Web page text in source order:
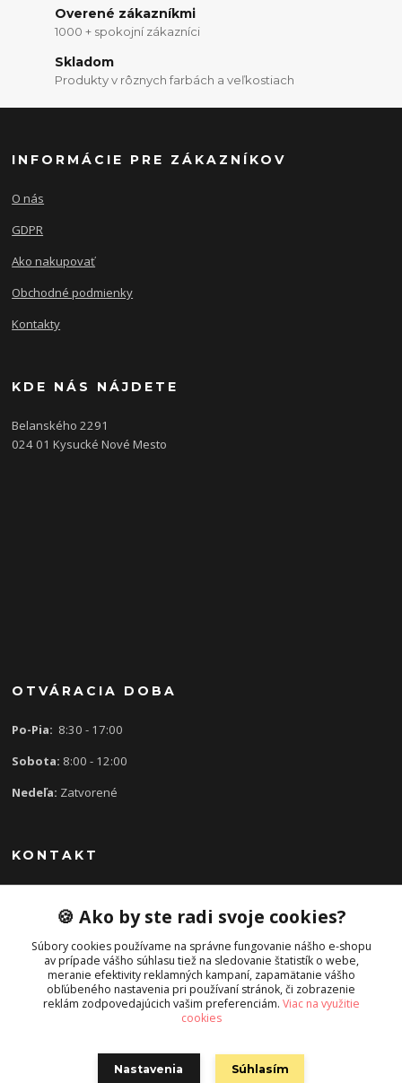
Overené zákazníkmi
1000 + spokojní zákazníci
Skladom
Produkty v rôznych farbách a veľkostiach
INFORMÁCIE PRE ZÁKAZNÍKOV
O nás
GDPR
Ako nakupovať
Obchodné podmienky
Kontakty
KDE NÁS NÁJDETE
Belanského 2291
024 01 Kysucké Nové Mesto
OTVÁRACIA DOBA
Po-Pia: 8:30 - 17:00
Sobota: 8:00 - 12:00
Nedeľa: Zatvorené
KONTAKT
0907 613 939
slavka.mecarova@gmail.com
🍪 Ako by ste radi svoje cookies?
Súbory cookies používame na správne fungovanie nášho e-shopu
av prípade vášho súhlasu tiež na sledovanie štatistík o webe,
meranie efektivity reklamných kampaní, zapamätanie vášho
obľúbeného nastavenia pri používaní stránok, či zobrazenie
reklám zodpovedajúcich vašim preferenciám. Viac na využitie
cookies
Nastavenia Súhlasím